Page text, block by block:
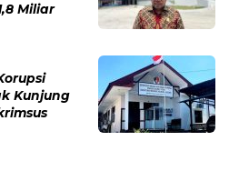
Miliar
Kunjung